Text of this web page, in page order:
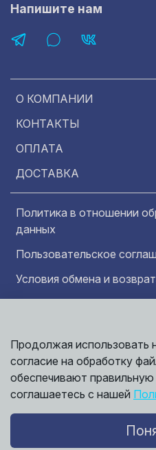
О КОМПАНИИ
КОНТАКТЫ
ОПЛАТА
ДОСТАВКА
Политика в отношении
данных
Пользовательское
Условия обмена и
Напишите нам
©
носит
характер
сведения
Продолжая использовать
согласие на обработку
обеспечивают правильную
соглашаетесь с нашей